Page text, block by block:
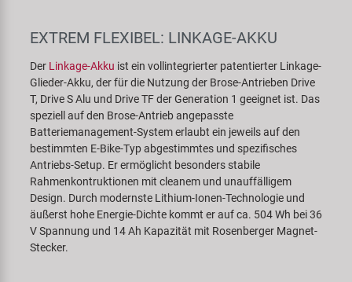
EXTREM FLEXIBEL: LINKAGE-AKKU
Der Linkage-Akku ist ein vollintegrierter patentierter Linkage-
Glieder-Akku, der für die Nutzung der Brose-Antrieben Drive
T, Drive S Alu und Drive TF der Generation 1 geeignet ist. Das
speziell auf den Brose-Antrieb angepasste
Batteriemanagement-System erlaubt ein jeweils auf den
bestimmten E-Bike-Typ abgestimmtes und spezifisches
Antriebs-Setup. Er ermöglicht besonders stabile
Rahmenkontruktionen mit cleanem und unauffälligem
Design. Durch modernste Lithium-Ionen-Technologie und
äußerst hohe Energie-Dichte kommt er auf ca. 504 Wh bei 36
V Spannung und 14 Ah Kapazität mit Rosenberger Magnet-
Stecker.